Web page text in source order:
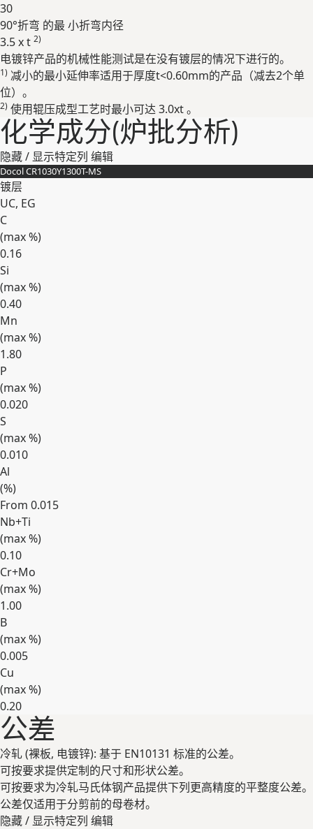
30
90°折弯 的最 ⼩折弯内径
3.5 x t 2)
展开
电镀锌产品的机械性能测试是在没有镀层的情况下进⾏的。
1) 减⼩的最⼩延伸率适⽤于厚度t<0.60mm的产品（减去2个单
位）。
2) 使用辊压成型工艺时最小可达 3.0xt 。
化学成分(炉批分析)
隐藏 / 显示特定列 编辑
Docol CR​1030Y​1300T-​MS
镀层
UC, EG
C
(max%)
0.16
Si
(max%)
0.40
Mn
(max%)
1.80
P
(max%)
0.020
S
(max%)
0.010
Al
(%)
From 0.015
Nb+Ti
(max%)
0.10
Cr+Mo
(max%)
1.00
B
(max%)
0.005
Cu
(max%)
0.20
展开
公差
冷轧 (裸板, 电镀锌): 基于 EN10131 标准的公差。
可按要求提供定制的尺寸和形状公差。
可按要求为冷轧马氏体钢产品提供下列更高精度的平整度公差。
公差仅适用于分剪前的母卷材。
隐藏 / 显示特定列 编辑